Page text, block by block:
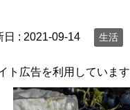
日 : 2021-09-14 生活
ト広告を利用しています